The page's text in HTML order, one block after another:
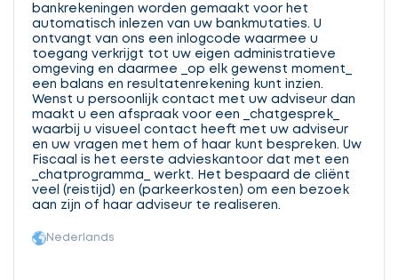
bankrekeningen worden gemaakt voor het
automatisch inlezen van uw bankmutaties. U
ontvangt van ons een inlogcode waarmee u
toegang verkrijgt tot uw eigen administratieve
omgeving en daarmee _op elk gewenst moment_
een balans en resultatenrekening kunt inzien.
Wenst u persoonlijk contact met uw adviseur dan
maakt u een afspraak voor een _chatgesprek_
waarbij u visueel contact heeft met uw adviseur
en uw vragen met hem of haar kunt bespreken. Uw
Fiscaal is het eerste advieskantoor dat met een
_chatprogramma_ werkt. Het bespaard de cliënt
veel (reistijd) en (parkeerkosten) om een bezoek
aan zijn of haar adviseur te realiseren.
Nederlands